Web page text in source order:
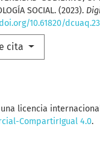
SOCIAL. (2023).
10.61820/
cita
licencia
CompartirIgual 4.0.